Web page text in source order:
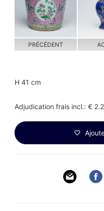
PRÉCÉDENT
H 41 cm
Adjudication frais incl.: €